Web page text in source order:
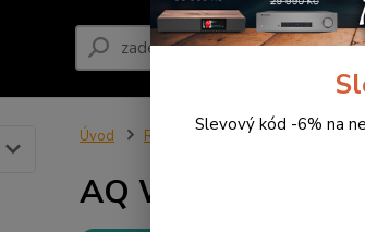
Úvod Reprosoustavy AQ WEGA
AQ WEGA 73
Slevový kód -6% na